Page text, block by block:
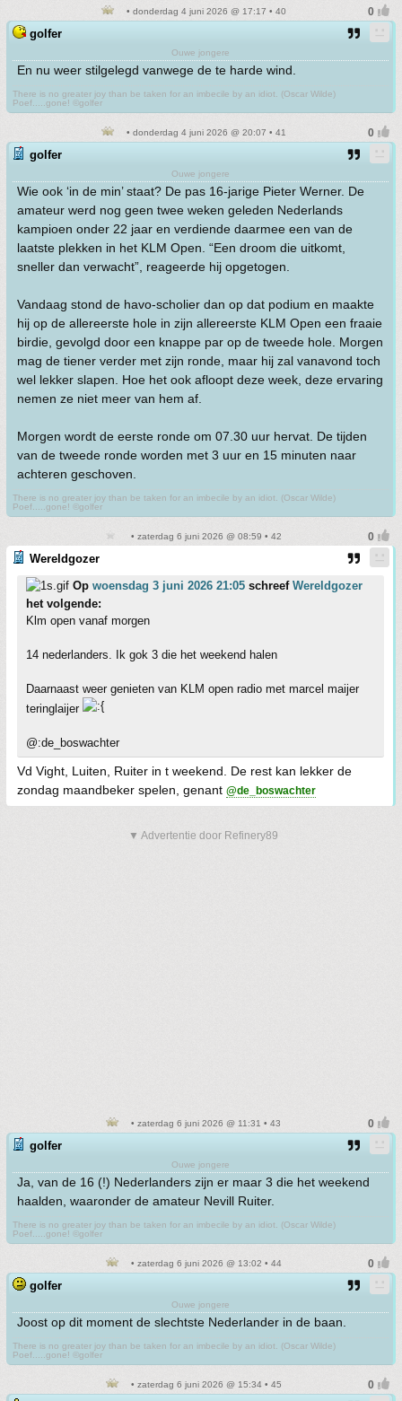
• donderdag 4 juni 2026 @ 17:17 • 40
golfer
Ouwe jongere
En nu weer stilgelegd vanwege de te harde wind.
There is no greater joy than be taken for an imbecile by an idiot. (Oscar Wilde)
Poef.....gone! ©golfer
• donderdag 4 juni 2026 @ 20:07 • 41
golfer
Ouwe jongere
Wie ook ‘in de min’ staat? De pas 16-jarige Pieter Werner. De
amateur werd nog geen twee weken geleden Nederlands
kampioen onder 22 jaar en verdiende daarmee een van de
laatste plekken in het KLM Open. “Een droom die uitkomt,
sneller dan verwacht”, reageerde hij opgetogen.
Vandaag stond de havo-scholier dan op dat podium en maakte
hij op de allereerste hole in zijn allereerste KLM Open een fraaie
birdie, gevolgd door een knappe par op de tweede hole. Morgen
mag de tiener verder met zijn ronde, maar hij zal vanavond toch
wel lekker slapen. Hoe het ook afloopt deze week, deze ervaring
nemen ze niet meer van hem af.
Morgen wordt de eerste ronde om 07.30 uur hervat. De tijden
van de tweede ronde worden met 3 uur en 15 minuten naar
achteren geschoven.
There is no greater joy than be taken for an imbecile by an idiot. (Oscar Wilde)
Poef.....gone! ©golfer
• zaterdag 6 juni 2026 @ 08:59 • 42
Wereldgozer
Op woensdag 3 juni 2026 21:05 schreef Wereldgozer
het volgende:
Klm open vanaf morgen
14 nederlanders. Ik gok 3 die het weekend halen
Daarnaast weer genieten van KLM open radio met marcel maijer
teringlaijer
@:de_boswachter
Vd Vight, Luiten, Ruiter in t weekend. De rest kan lekker de
zondag maandbeker spelen, genant @de_boswachter
▼ Advertentie door Refinery89
• zaterdag 6 juni 2026 @ 11:31 • 43
golfer
Ouwe jongere
Ja, van de 16 (!) Nederlanders zijn er maar 3 die het weekend
haalden, waaronder de amateur Nevill Ruiter.
There is no greater joy than be taken for an imbecile by an idiot. (Oscar Wilde)
Poef.....gone! ©golfer
• zaterdag 6 juni 2026 @ 13:02 • 44
golfer
Ouwe jongere
Joost op dit moment de slechtste Nederlander in de baan.
There is no greater joy than be taken for an imbecile by an idiot. (Oscar Wilde)
Poef.....gone! ©golfer
• zaterdag 6 juni 2026 @ 15:34 • 45